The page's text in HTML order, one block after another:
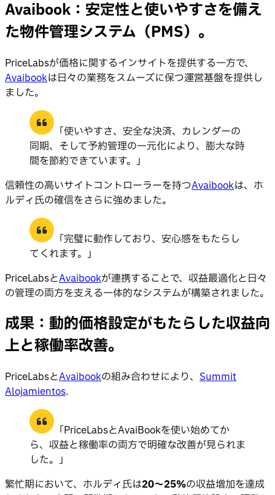
Avaibook：安定性と使いやすさを備え
た物件管理システム（PMS）。
PriceLabsが価格に関するインサイトを提供する一方で、
Avaibookは日々の業務をスムーズに保つ運営基盤を提供し
ました。
「使いやすさ、安全な決済、カレンダーの
同期、そして予約管理の一元化により、膨大な時
間を節約できています。」
信頼性の高いサイトコントローラーを持つAvaibookは、ホ
ルディ氏の確信をさらに強めました。
「完璧に動作しており、安心感をもたらし
てくれます。」
PriceLabsとAvaibookが連携することで、収益最適化と日々
の管理の両方を支える一体的なシステムが構築されました。
成果：動的価格設定がもたらした収益向
上と稼働率改善。
PriceLabsとAvaibookの組み合わせにより、 Summit
Alojamientos.
「PriceLabsとAvaiBookを使い始めてか
ら、収益と稼働率の両方で明確な改善が見られま
した。」
繁忙期において、ホルディ氏は20〜25%の収益増加を達成